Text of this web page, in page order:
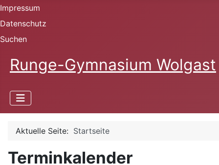
Impressum
Datenschutz
Suchen
Runge-Gymnasium Wolgast
Aktuelle Seite: Startseite
Terminkalender